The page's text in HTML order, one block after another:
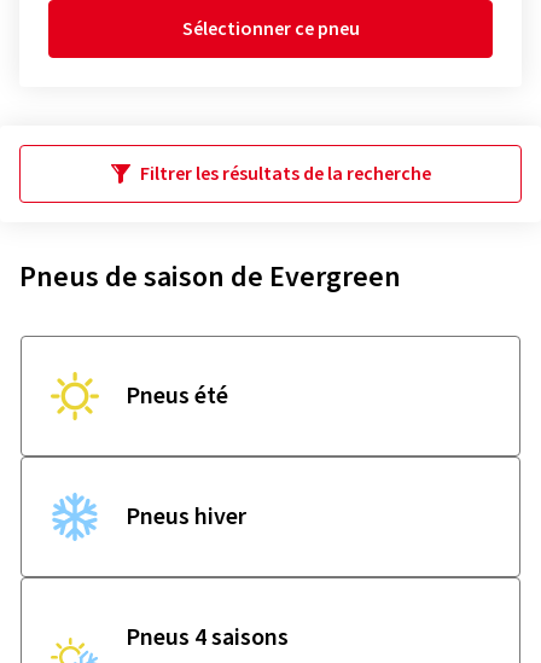
Sélectionner ce pneu
Filtrer les résultats de la recherche
Pneus de saison de Evergreen
Pneus été
Pneus hiver
Pneus 4 saisons